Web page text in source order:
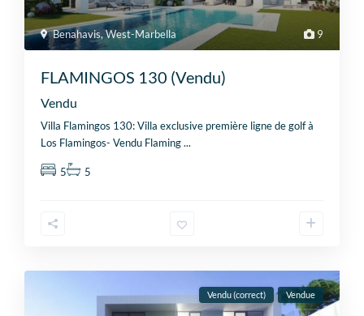
9
Benahavis,West-Marbella
FLAMINGOS 130 (Vendu)
Vendu
Villa Flamingos 130: Villa exclusive première ligne de golf à
Los Flamingos- Vendu Flaming...
5 5
Vendu (correct) Vendue